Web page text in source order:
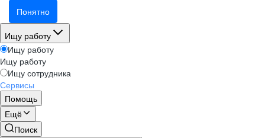
Понятно
Ищу работу
Ищу работу
Ищу работу
Ищу сотрудника
Сервисы
Помощь
Ещё
Поиск